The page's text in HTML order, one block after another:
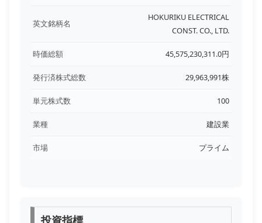
英文銘柄名
HOKURIKU ELECTRICAL
CONST. CO., LTD.
時価総額 45,575,230,311.0円
発行済株式総数 29,963,991株
単元株式数 100
業種 建設業
市場 プライム
投資指標